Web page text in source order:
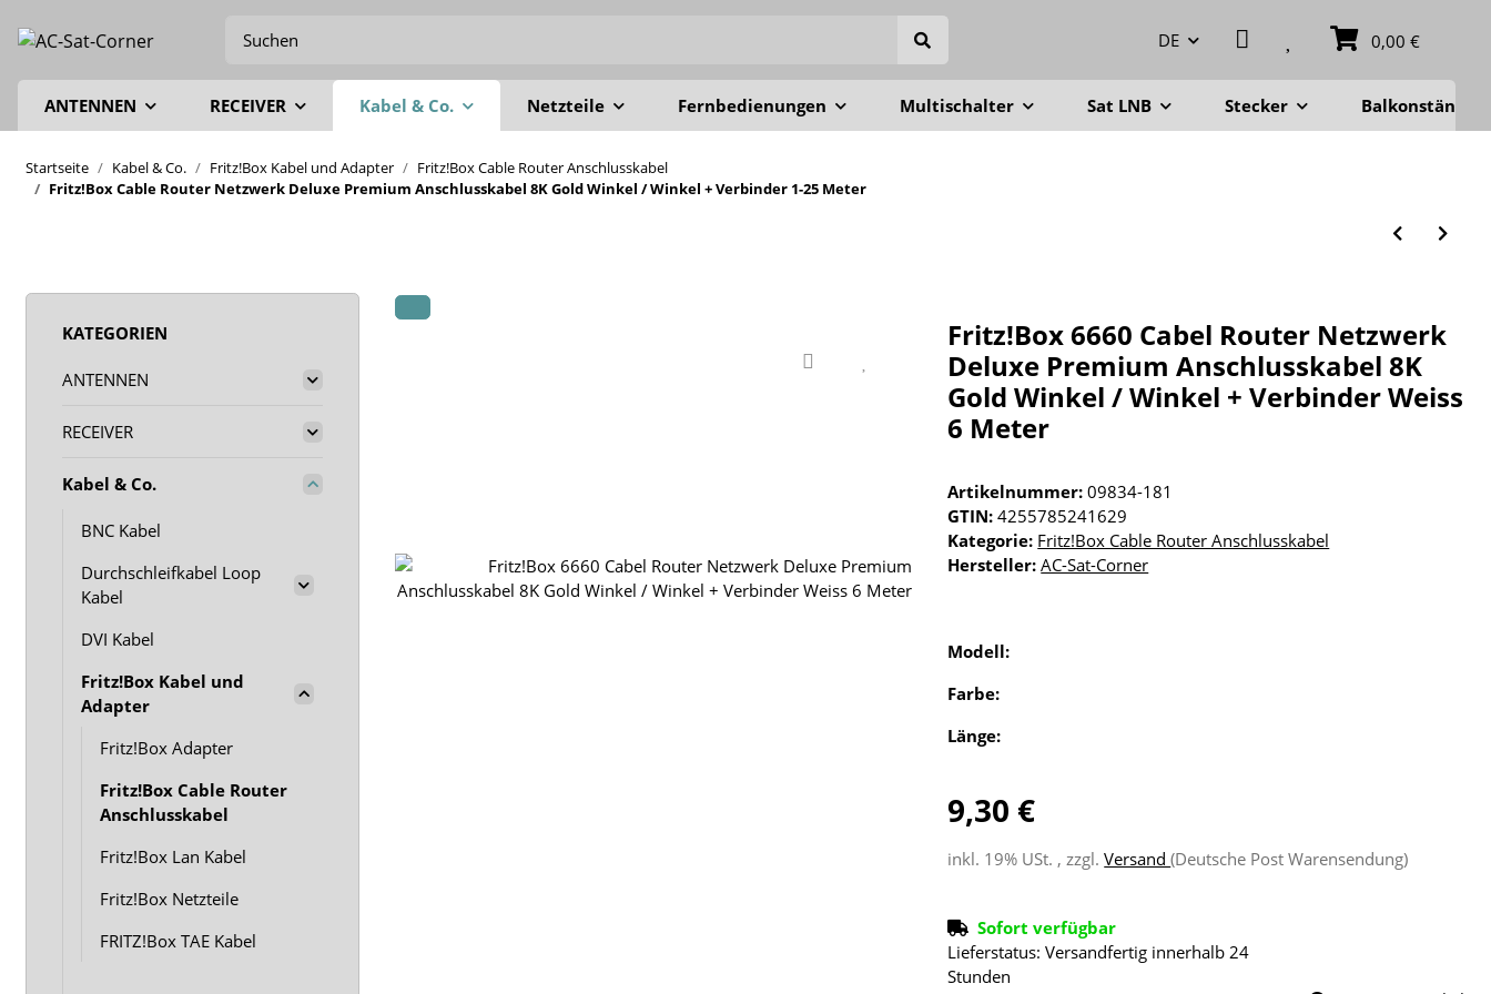
DE 0,00 €
ANTENNEN RECEIVER Kabel & Co. Netzteile Fernbedienungen Multischalter Sat LNB Stecker Balkonständer
Startseite Kabel & Co. Fritz!Box Kabel und Adapter
Fritz!Box Cable Router Anschlusskabel
Fritz!Box Cable Router Netzwerk Deluxe Premium Anschlusskabel 8K Gold Winkel / Winkel + Verbinder 1-25 Meter
Fritz!Box 6660 Cabel Router Netzwerk
Deluxe Premium Anschlusskabel 8K
Gold Winkel / Winkel + Verbinder Weiss
6 Meter
Artikelnummer:09834-181
GTIN: 4255785241629
Kategorie: Fritz!Box Cable Router Anschlusskabel
Hersteller: AC-Sat-Corner
Modell:
Farbe:
Länge:
9,30 €
inkl. 19% USt. , zzgl.Versand(Deutsche Post Warensendung)
Sofort verfügbar
Lieferstatus: Versandfertig innerhalb 24
Stunden
KATEGORIEN
ANTENNEN
RECEIVER
Kabel & Co.
BNC Kabel
Durchschleifkabel Loop
Kabel
DVI Kabel
Fritz!Box Kabel und
Adapter
Fritz!Box Adapter
Fritz!Box Cable Router
Anschlusskabel
Fritz!Box Lan Kabel
Fritz!Box Netzteile
FRITZ!Box TAE Kabel